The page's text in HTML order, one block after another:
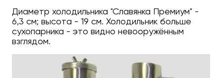
Диаметр холодильника "Славянка Премиум" -
6,3 см; высота - 19 см. Холодильник больше
сухопарника - это видно невооружённым
взглядом.